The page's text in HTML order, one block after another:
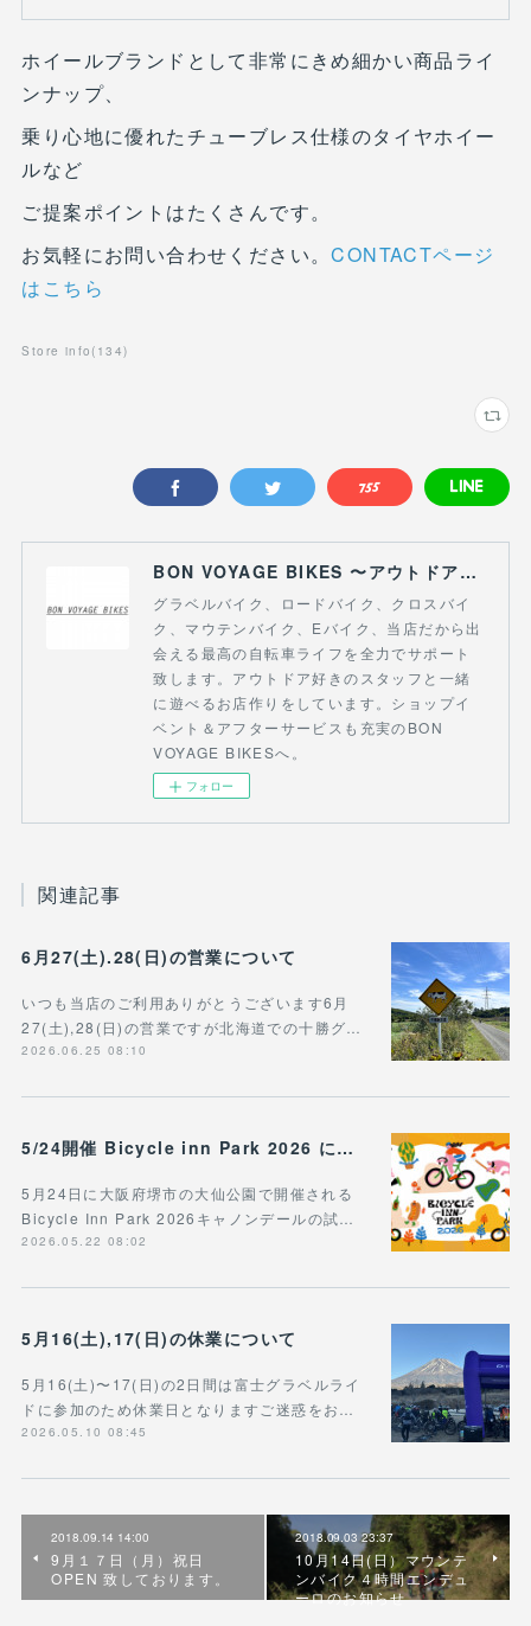
ホイールブランドとして非常にきめ細かい商品ライ
ンナップ、
乗り心地に優れたチューブレス仕様のタイヤホイー
ルなど
ご提案ポイントはたくさんです。
お気軽にお問い合わせください。CONTACTページ
はこちら
Store info ( 134)
BON VOYAGE BIKES 〜アウトドアライフにつながる自転車専門店〜
グラベルバイク、ロードバイク、クロスバイ
ク、マウテンバイク、Eバイク、当店だから出
会える最高の自転車ライフを全力でサポート
致します。アウトドア好きのスタッフと一緒
に遊べるお店作りをしています。ショップイ
ベント＆アフターサービスも充実のBON
VOYAGE BIKESへ。
フォロー
関連記事
6月27(土).28(日)の営業について
いつも当店のご利用ありがとうございます6月
27(土),28(日)の営業ですが北海道での十勝グ…
2026.06.25 08:10
5/24開催 Bicycle inn Park 2026 に出展
5月24日に大阪府堺市の大仙公園で開催される
Bicycle Inn Park 2026キャノンデールの試…
2026.05.22 08:02
5月16(土),17(日)の休業について
5月16(土)〜17(日)の2日間は富士グラベルライ
ドに参加のため休業日となりますご迷惑をお…
2026.05.10 08:45
2018.09.14 14:00
9月１７日（月）祝日
OPEN 致しております。
2018.09.03 23:37
10月14日(日）マウンテ
ンバイク４時間エンデュ
ーロのお知らせ